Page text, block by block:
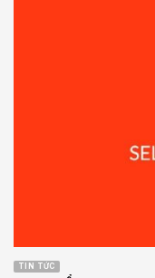
TIN TỨC